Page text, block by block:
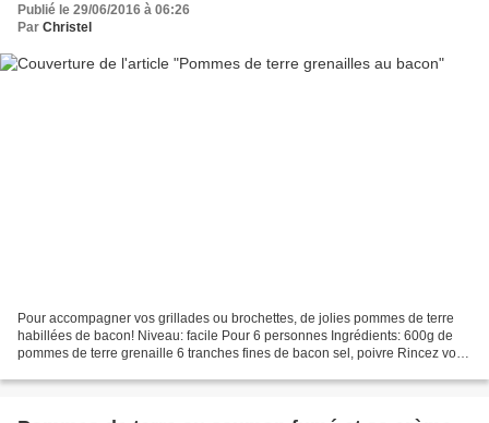
Publié le 29/06/2016 à 06:26
Par Christel
Pour accompagner vos grillades ou brochettes, de jolies pommes de terre
habillées de bacon! Niveau: facile Pour 6 personnes Ingrédients: 600g de
pommes de terre grenaille 6 tranches fines de bacon sel, poivre Rincez vos